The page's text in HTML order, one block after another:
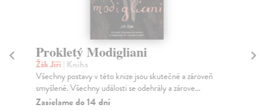
Prokletý Modigliani
Žák Jiří | Kniha
Všechny postavy v této knize jsou skutečné a zároveň
smyšlené. Všechny události se odehrály a zárove...
Zasielame do 14 dní